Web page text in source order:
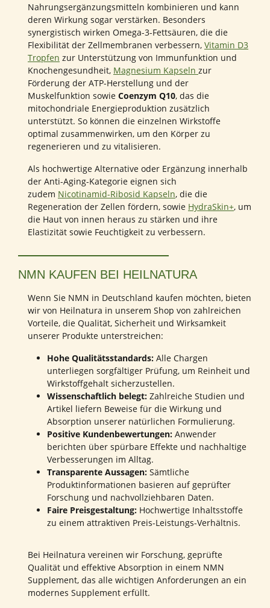
Nahrungsergänzungsmitteln kombinieren und kann
deren Wirkung sogar verstärken. Besonders
synergistisch wirken Omega-3-Fettsäuren, die die
Flexibilität der Zellmembranen verbessern, Vitamin D3
Tropfen zur Unterstützung von Immunfunktion und
Knochengesundheit, Magnesium Kapseln zur
Förderung der ATP-Herstellung und der
Muskelfunktion sowie Coenzym Q10, das die
mitochondriale Energieproduktion zusätzlich
unterstützt. So können die einzelnen Wirkstoffe
optimal zusammenwirken, um den Körper zu
regenerieren und zu vitalisieren.
Als hochwertige Alternative oder Ergänzung innerhalb
der Anti-Aging-Kategorie eignen sich
zudem Nicotinamid-Ribosid Kapseln, die die
Regeneration der Zellen fördern, sowie HydraSkin+, um
die Haut von innen heraus zu stärken und ihre
Elastizität sowie Feuchtigkeit zu verbessern.
NMN KAUFEN BEI HEILNATURA
Wenn Sie NMN in Deutschland kaufen möchten, bieten
wir von Heilnatura in unserem Shop von zahlreichen
Vorteile, die Qualität, Sicherheit und Wirksamkeit
unserer Produkte unterstreichen:
Hohe Qualitätsstandards: Alle Chargen
unterliegen sorgfältiger Prüfung, um Reinheit und
Wirkstoffgehalt sicherzustellen.
Wissenschaftlich belegt: Zahlreiche Studien und
Artikel liefern Beweise für die Wirkung und
Absorption unserer natürlichen Formulierung.
Positive Kundenbewertungen: Anwender
berichten über spürbare Effekte und nachhaltige
Verbesserungen im Alltag.
Transparente Aussagen: Sämtliche
Produktinformationen basieren auf geprüfter
Forschung und nachvollziehbaren Daten.
Faire Preisgestaltung: Hochwertige Inhaltsstoffe
zu einem attraktiven Preis-Leistungs-Verhältnis.
Bei Heilnatura vereinen wir Forschung, geprüfte
Qualität und effektive Absorption in einem NMN
Supplement, das alle wichtigen Anforderungen an ein
modernes Supplement erfüllt.